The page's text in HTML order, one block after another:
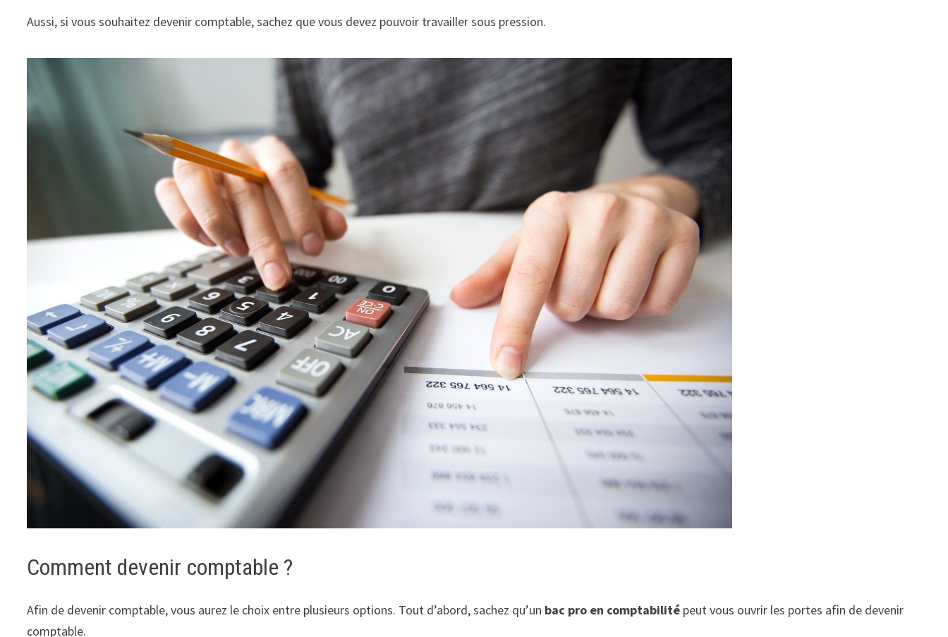
Aussi, si vous souhaitez devenir comptable, sachez que vous devez pouvoir travailler sous pression.
Comment devenir comptable ?
Afin de devenir comptable, vous aurez le choix entre plusieurs options. Tout d’abord, sachez qu’un bac pro en comptabilité peut vous ouvrir les portes afin de devenir
comptable.